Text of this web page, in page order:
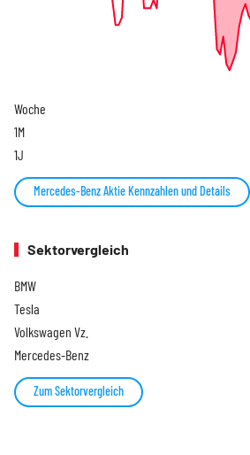
Woche
1M
1J
Mercedes-Benz Aktie Kennzahlen und Details
Sektorvergleich
BMW
Tesla
Volkswagen Vz.
Mercedes-Benz
Zum Sektorvergleich